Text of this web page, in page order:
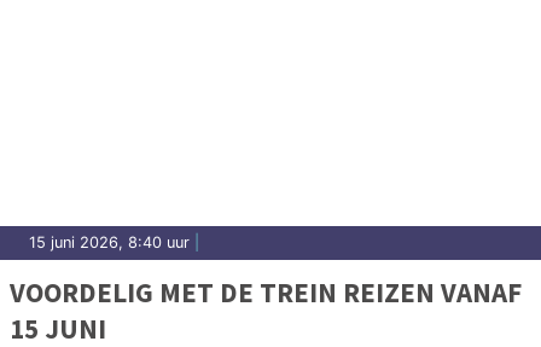
15 juni 2026, 8:40 uur
VOORDELIG MET DE TREIN REIZEN VANAF
15 JUNI